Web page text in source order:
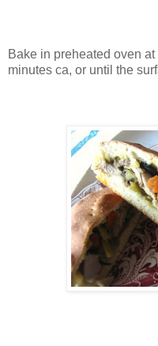
Bake in preheated oven
minutes ca, or until the